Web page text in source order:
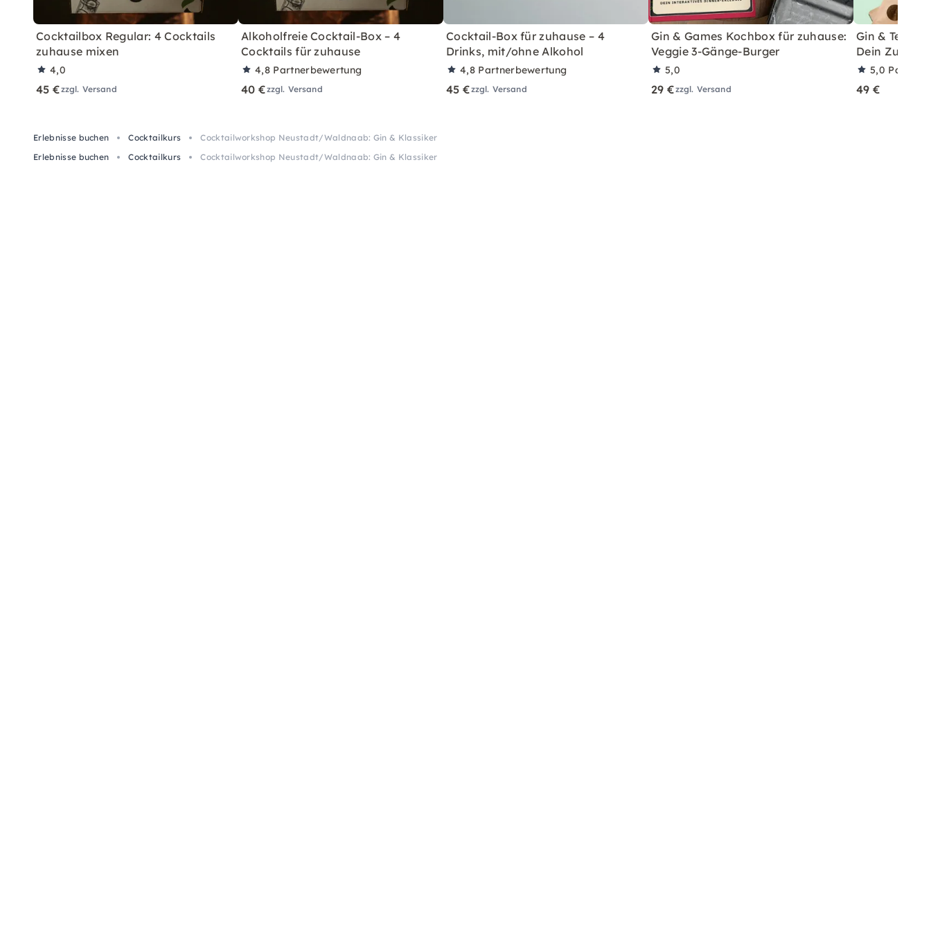
Cocktailbox Regular: 4 Cocktails
zuhause mixen
4,0
45 €zzgl. Versand
Alkoholfreie Cocktail-Box – 4
Cocktails für zuhause
4,8 Partnerbewertung
40 €zzgl. Versand
Cocktail-Box für zuhause – 4
Drinks, mit/ohne Alkohol
4,8 Partnerbewertung
45 €zzgl. Versand
Gin & Games Kochbox für zuhause:
Veggie 3-Gänge-Burger
5,0
29 €zzgl. Versand
Gin & Tea
Dein
5,0
49 €
Erlebnisse buchen Cocktailkurs
Cocktailworkshop Neustadt/Waldnaab: Gin & Klassiker
Erlebnisse buchen
Cocktailkurs Cocktailworkshop Neustadt/Waldnaab: Gin & Klassiker